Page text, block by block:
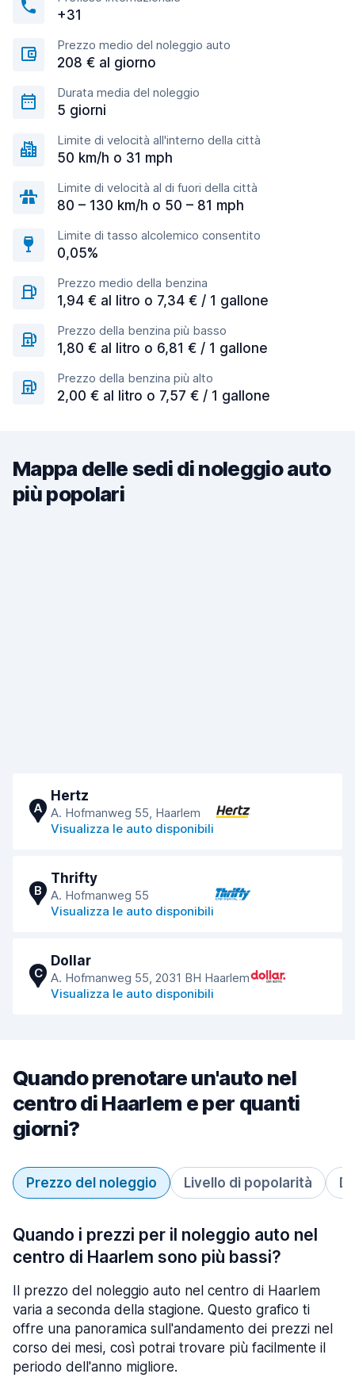
+31
Prezzo medio del noleggio auto
208 € al giorno
Durata media del noleggio
5 giorni
Limite di velocità all'interno della città
50 km/h o 31 mph
Limite di velocità al di fuori della città
80 – 130 km/h o 50 – 81 mph
Limite di tasso alcolemico consentito
0,05%
Prezzo medio della benzina
1,94 € al litro o 7,34 € / 1 gallone
Prezzo della benzina più basso
1,80 € al litro o 6,81 € / 1 gallone
Prezzo della benzina più alto
2,00 € al litro o 7,57 € / 1 gallone
Mappa delle sedi di noleggio auto
più popolari
A
Hertz
A. Hofmanweg 55, Haarlem
Visualizza le auto disponibili
B
Thrifty
A. Hofmanweg 55
Visualizza le auto disponibili
C
Dollar
A. Hofmanweg 55, 2031 BH Haarlem
Visualizza le auto disponibili
Quando prenotare un'auto nel
centro di Haarlem e per quanti
giorni?
Prezzo del noleggio Livello di popolarità
Quando i prezzi per il noleggio auto nel
centro di Haarlem sono più bassi?
Il prezzo del noleggio auto nel centro di Haarlem
varia a seconda della stagione. Questo grafico ti
offre una panoramica sull'andamento dei prezzi nel
corso dei mesi, così potrai trovare più facilmente il
periodo dell'anno migliore.